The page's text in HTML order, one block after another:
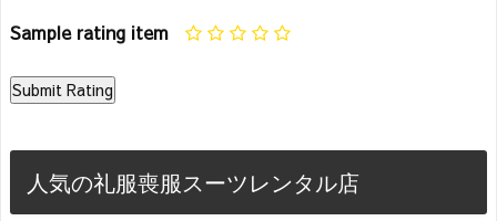
Sample rating item
人気の礼服喪服スーツレンタル店